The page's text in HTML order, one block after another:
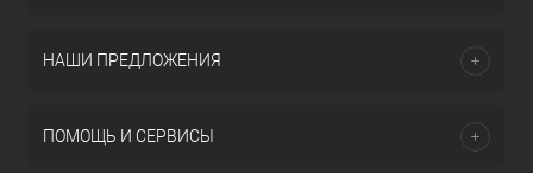
НАШИ ПРЕДЛОЖЕНИЯ
ПОМОЩЬ И СЕРВИСЫ